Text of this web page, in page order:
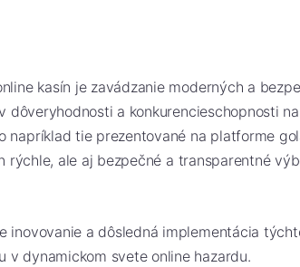
kasín je zavádzanie moderných a
dôveryhodnosti a konkurencieschopnosti
napríklad tie prezentované na platforme
rýchle, ale aj bezpečné a transparentné
inovovanie a dôsledná implementácia
v dynamickom svete online hazardu.